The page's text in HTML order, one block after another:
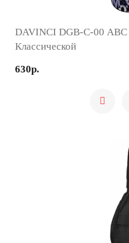
DAVINCI DGB-C-00
Классической
630р.